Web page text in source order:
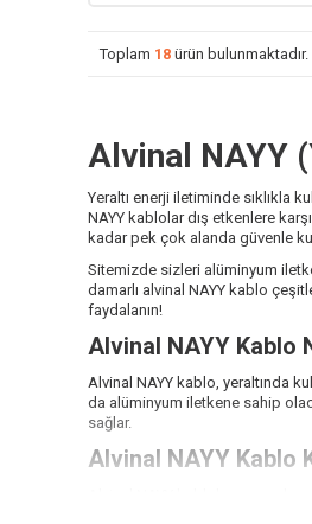
Toplam 18 ürün bulunmaktadır.
Alvinal NAYY
Yeraltı enerji iletiminde sıklıkla
NAYY kablolar dış etkenlere
kadar pek çok alanda güvenle
Sitemizde sizleri alüminyum
damarlı alvinal NAYY kablo
faydalanın!
Alvinal NAYY Kablo
Alvinal NAYY kablo, yeraltında
da alüminyum iletkene sahip
sağlar.
Alvinal NAYY Kablo